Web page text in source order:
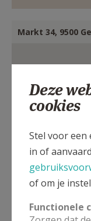
Markt 34, 9500
Deze
cookies
Stel voor
in of
of om je
Functionele